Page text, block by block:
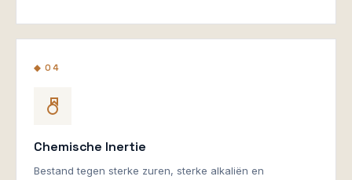
◆ 04
Chemische Inertie
Bestand tegen sterke zuren, sterke alkaliën en